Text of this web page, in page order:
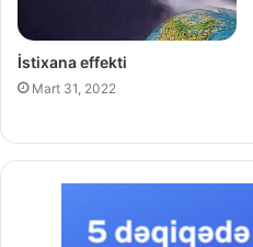
İstixana effekti
Mart 31, 2022